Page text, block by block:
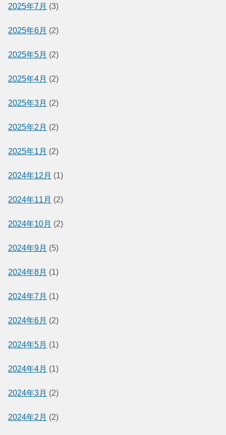
2025年7月 (3)
2025年6月 (2)
2025年5月 (2)
2025年4月 (2)
2025年3月 (2)
2025年2月 (2)
2025年1月 (2)
2024年12月 (1)
2024年11月 (2)
2024年10月 (2)
2024年9月 (5)
2024年8月 (1)
2024年7月 (1)
2024年6月 (2)
2024年5月 (1)
2024年4月 (1)
2024年3月 (2)
2024年2月 (2)